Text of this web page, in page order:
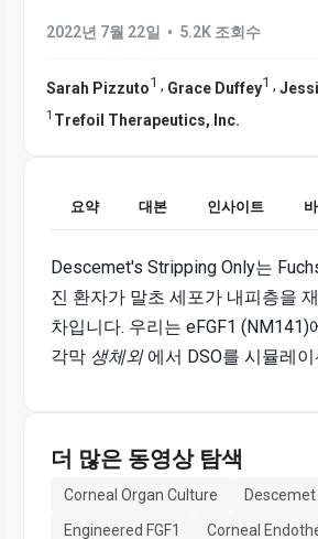
2022년 7월 22일 • 5.2K 조회수
Sarah Pizzuto1 , Grace Duffey1 ,
1 Trefoil Therapeutics, Inc.
요약 대본 인사이트
Descemet's Stripping Only는
진 환자가 말초 세포가 내피층을
차입니다. 우리는 eFGF1
각막 생체외 에서 DSO를 시뮬레
더 많은 동영상 탐색
Corneal Organ Culture
Engineered FGF1
Corneal